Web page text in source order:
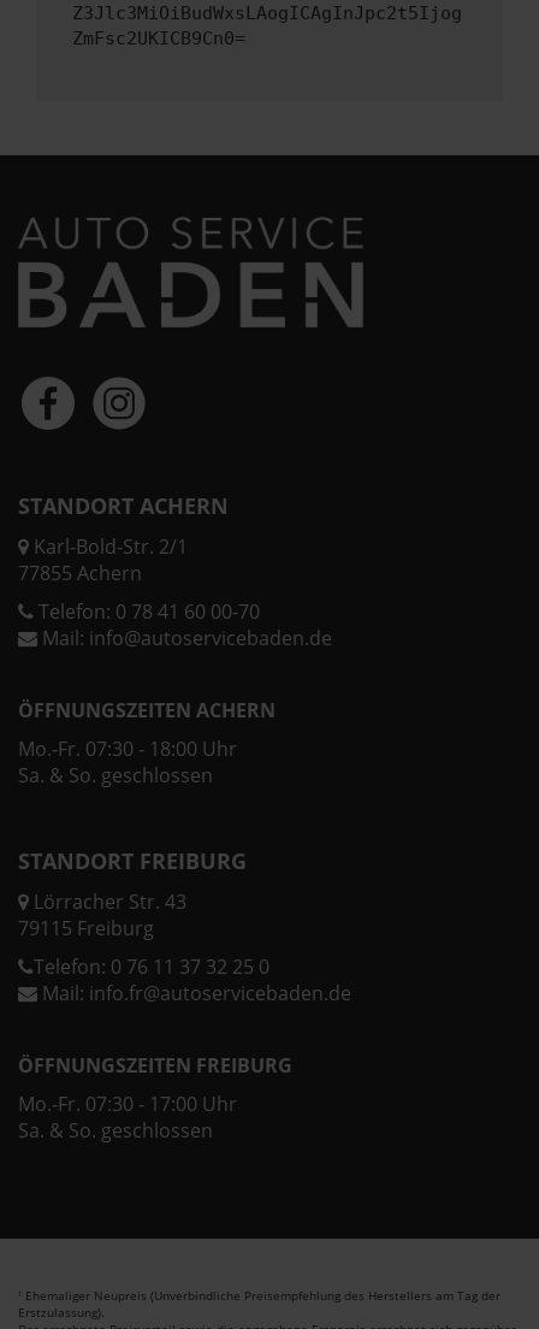
Z3Jlc3MiOiBudWxsLAogICAgInJpc2t5Ijog
ZmFsc2UKICB9Cn0=
STANDORT ACHERN
Karl-Bold-Str. 2/1
77855 Achern
Telefon: 0 78 41 60 00-70
Mail: info@autoservicebaden.de
ÖFFNUNGSZEITEN ACHERN
Mo.-Fr. 07:30 - 18:00 Uhr
Sa. & So. geschlossen
STANDORT FREIBURG
Lörracher Str. 43
79115 Freiburg
Telefon: 0 76 11 37 32 25 0
Mail: info.fr@autoservicebaden.de
ÖFFNUNGSZEITEN FREIBURG
Mo.-Fr. 07:30 - 17:00 Uhr
Sa. & So. geschlossen
1 Ehemaliger Neupreis (Unverbindliche Preisempfehlung des Herstellers am Tag der
Erstzulassung).